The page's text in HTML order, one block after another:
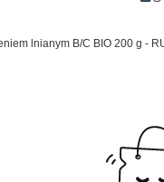
lnianym B/C BIO 200 g -